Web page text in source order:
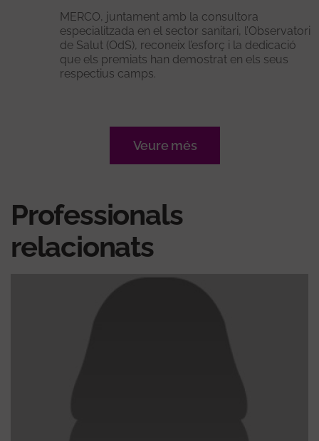
MERCO, juntament amb la consultora
especialitzada en el sector sanitari, l’Observatori
de Salut (OdS), reconeix l’esforç i la dedicació
que els premiats han demostrat en els seus
respectius camps.
Veure més
Professionals
relacionats